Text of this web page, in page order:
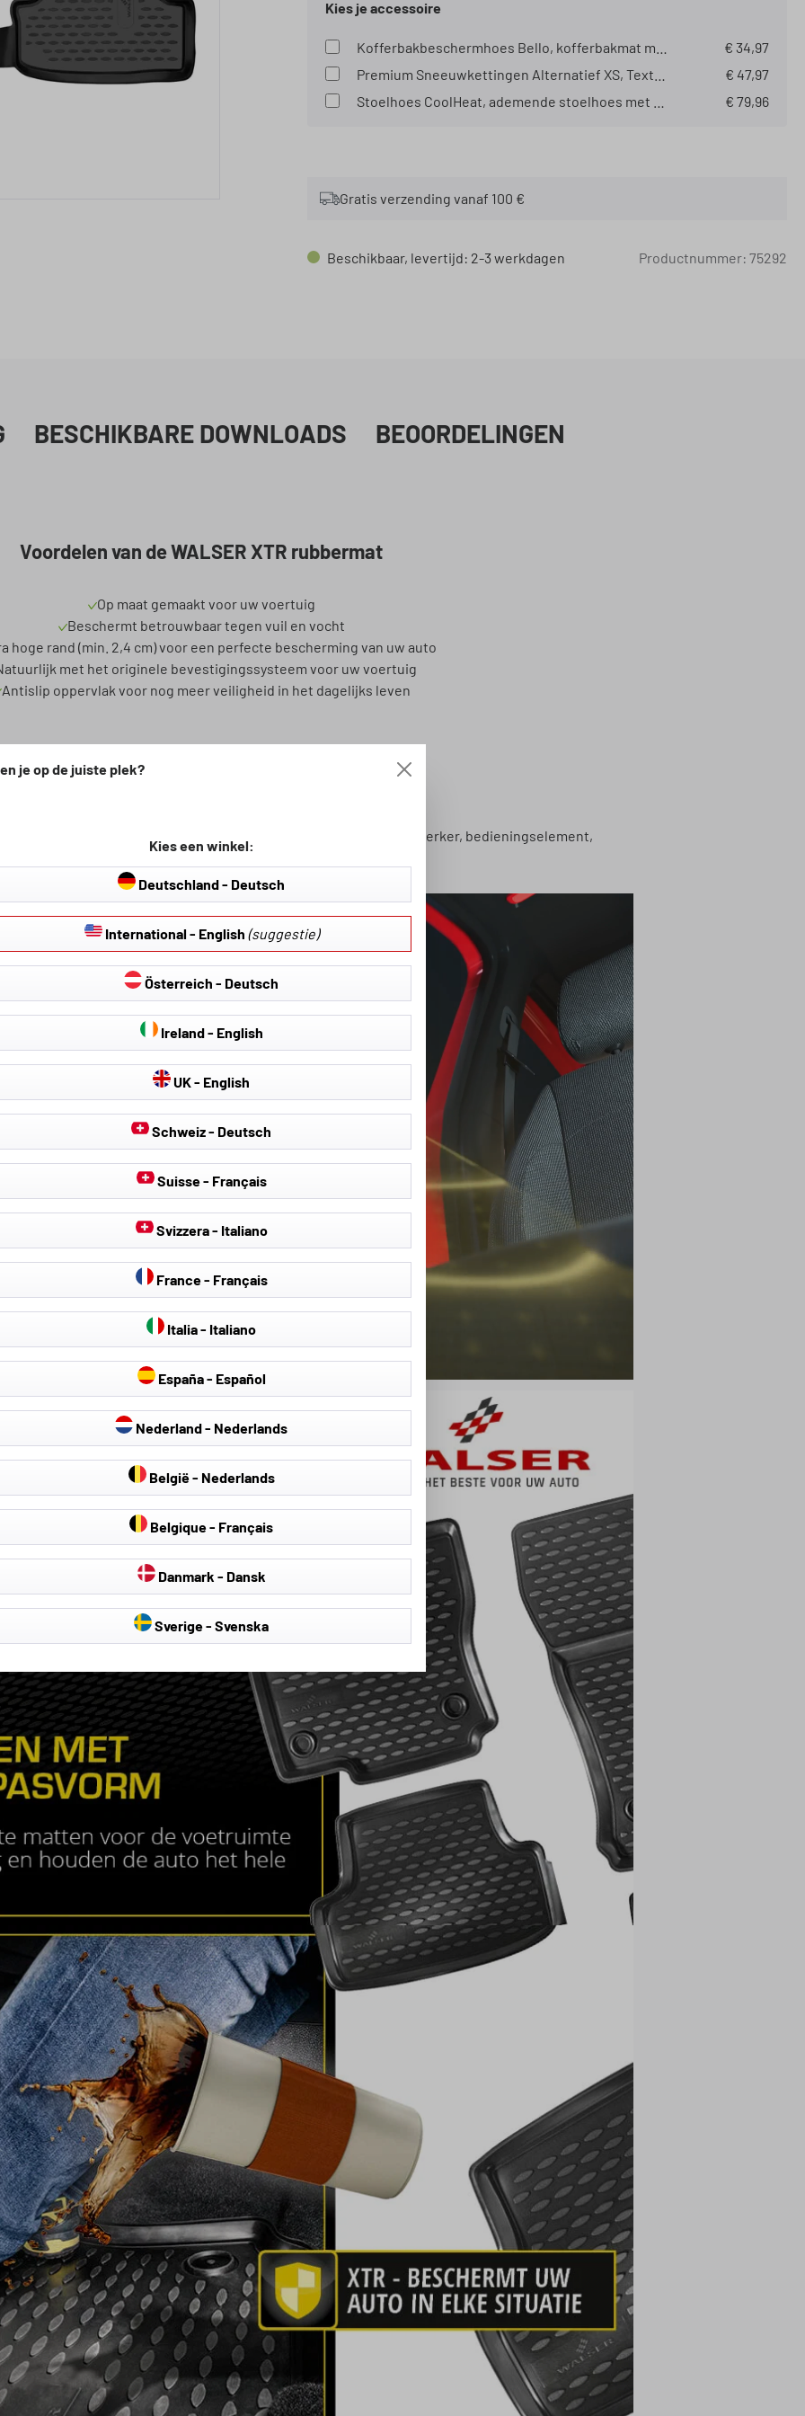
Kies je accessoire
€ 34,97
€ 47,97
€ 79,96
Gratis verzending vanaf 100 €
Beschikbaar, levertijd: 2-3 werkdagen Productnummer: 75292
BESCHIKBARE DOWNLOADS BEOORDELINGEN
Voordelen van de WALSER XTR rubbermat
Op maat gemaakt voor uw voertuig
Beschermt betrouwbaar tegen vuil en vocht
hoge rand (min. 2,4 cm) voor een perfecte bescherming van uw auto
met het originele bevestigingssysteem voor uw voertuig
Antislip oppervlak voor nog meer veiligheid in het dagelijks leven
van de voorstoelen verhoogd is (bv. voor subwoofer, audioversterker, bedieningselement,
je op de juiste plek?
Kies een winkel:
Deutschland - Deutsch
International - English (suggestie)
Österreich - Deutsch
Ireland - English
UK - English
Schweiz - Deutsch
Suisse - Français
Svizzera - Italiano
France - Français
Italia - Italiano
España - Español
Nederland - Nederlands
België - Nederlands
Belgique - Français
Danmark - Dansk
Sverige - Svenska